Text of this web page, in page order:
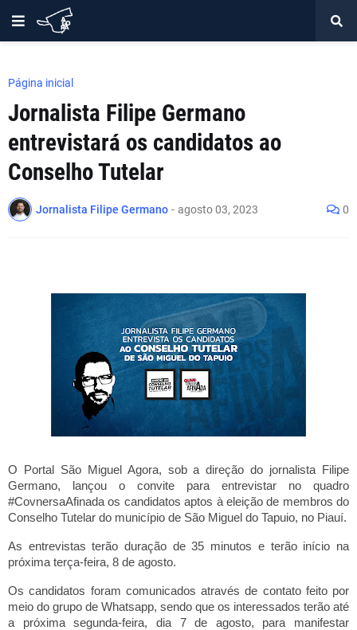
Página inicial
Jornalista Filipe Germano
entrevistará os candidatos ao
Conselho Tutelar
Jornalista Filipe Germano - agosto 03, 2023 0
O Portal São Miguel Agora, sob a direção do jornalista Filipe
Germano, lançou o convite para entrevistar no quadro
#CovnersaAfinada os candidatos aptos à eleição de membros do
Conselho Tutelar do município de São Miguel do Tapuio, no Piauí.
As entrevistas terão duração de 35 minutos e terão início na
próxima terça-feira, 8 de agosto.
Os candidatos foram comunicados através de contato feito por
meio do grupo de Whatsapp, sendo que os interessados terão até
a próxima segunda-feira, dia 7 de agosto, para manifestar